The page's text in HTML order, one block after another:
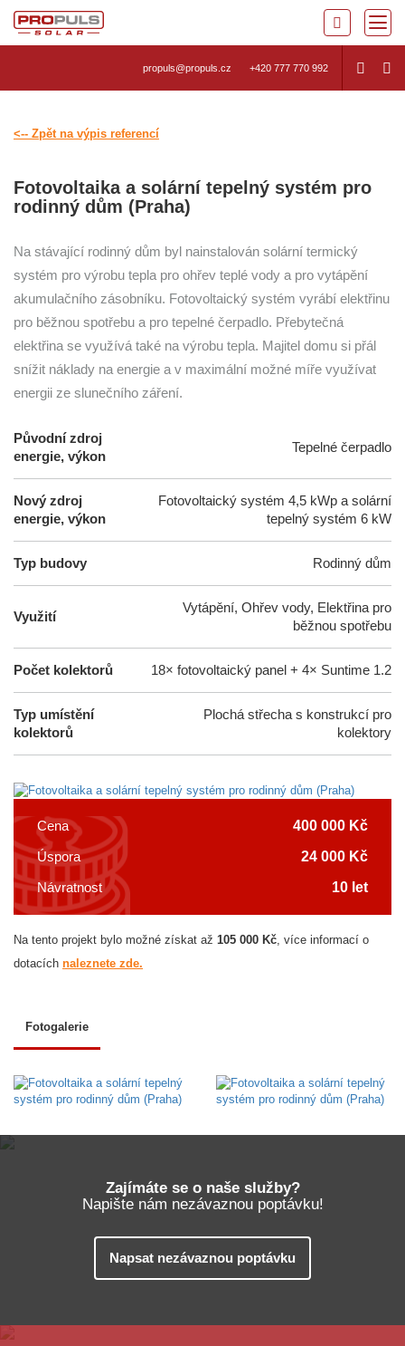
propuls@propuls.cz +420 777 770 992
<-- Zpět na výpis referencí
Fotovoltaika a solární tepelný systém pro
rodinný dům (Praha)
Na stávající rodinný dům byl nainstalován solární termický
systém pro výrobu tepla pro ohřev teplé vody a pro vytápění
akumulačního zásobníku. Fotovoltaický systém vyrábí elektřinu
pro běžnou spotřebu a pro tepelné čerpadlo. Přebytečná
elektřina se využívá také na výrobu tepla. Majitel domu si přál
snížit náklady na energie a v maximální možné míře využívat
energii ze slunečního záření.
Původní zdroj
energie, výkon
Tepelné čerpadlo
Nový zdroj
energie, výkon
Fotovoltaický systém 4,5 kWp a solární
tepelný systém 6 kW
Typ budovy Rodinný dům
Využití
Vytápění, Ohřev vody, Elektřina pro
běžnou spotřebu
Počet kolektorů 18× fotovoltaický panel + 4× Suntime 1.2
Typ umístění
kolektorů
Plochá střecha s konstrukcí pro
kolektory
Cena 400 000 Kč
Úspora 24 000 Kč
Návratnost 10 let
Na tento projekt bylo možné získat až 105 000 Kč, více informací o
dotacích naleznete zde.
Fotogalerie
Zajímáte se o naše služby?
Napište nám nezávaznou poptávku!
Napsat nezávaznou poptávku